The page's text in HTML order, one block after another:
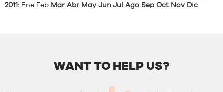
2011: Ene Feb Mar Abr May Jun Jul Ago Sep Oct Nov Dic
WANT TO HELP US?